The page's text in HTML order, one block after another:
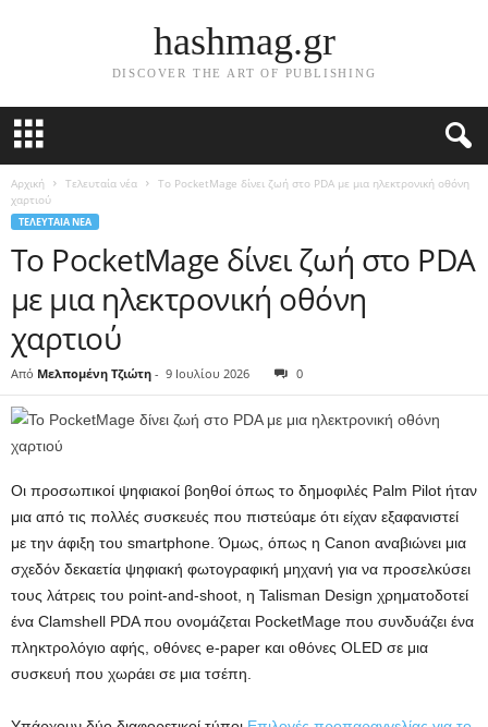
hashmag.gr
DISCOVER THE ART OF PUBLISHING
Αρχική Τελευταία νέα
Το PocketMage δίνει ζωή στο PDA με μια ηλεκτρονική οθόνη
χαρτιού
ΤΕΛΕΥΤΑΊΑ ΝΈΑ
Το PocketMage δίνει ζωή στο PDA
με μια ηλεκτρονική οθόνη
χαρτιού
Από Μελπομένη Τζιώτη - 9 Ιουλίου 2026 0
Οι προσωπικοί ψηφιακοί βοηθοί όπως το δημοφιλές Palm Pilot ήταν
μια από τις πολλές συσκευές που πιστεύαμε ότι είχαν εξαφανιστεί
με την άφιξη του smartphone. Όμως, όπως η Canon αναβιώνει μια
σχεδόν δεκαετία ψηφιακή φωτογραφική μηχανή για να προσελκύσει
τους λάτρεις του point-and-shoot, η Talisman Design χρηματοδοτεί
ένα Clamshell PDA που ονομάζεται PocketMage που συνδυάζει ένα
πληκτρολόγιο αφής, οθόνες e-paper και οθόνες OLED σε μια
συσκευή που χωράει σε μια τσέπη.